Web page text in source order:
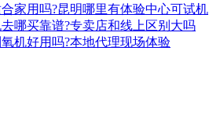
家用吗?昆明哪里有体验中心可试机
哪买靠谱?专卖店和线上区别大吗
机好用吗?本地代理现场体验